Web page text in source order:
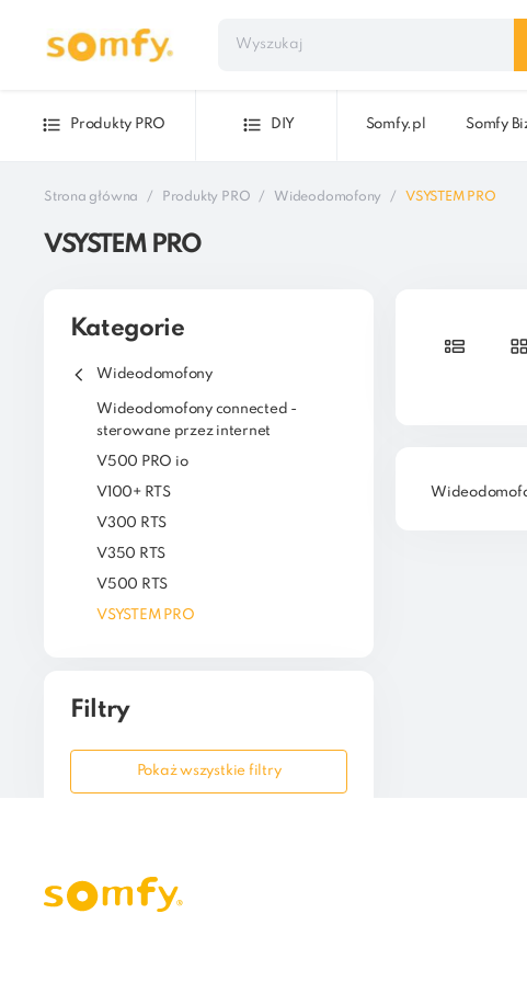
Produkty PRO DIY Somfy.pl Somfy
Strona główna Produkty PRO Wideodomofony VSYSTEM PRO
VSYSTEM PRO
Kategorie
Wideodomofony
Wideodomofony connected -
sterowane przez internet
V500 PRO io
V100+ RTS
V300 RTS
V350 RTS
V500 RTS
VSYSTEM PRO
Filtry
Pokaż wszystkie filtry